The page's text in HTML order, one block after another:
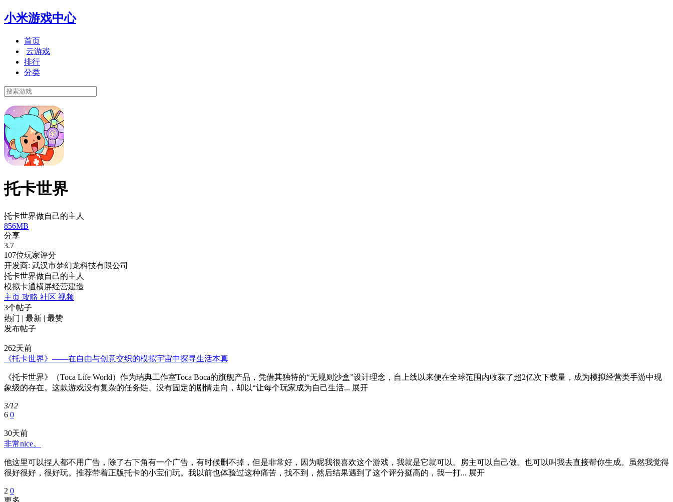
小米游戏中心
首页
云游戏
排行
分类
托卡世界
托卡世界做自己的主人
856MB
分享
3.7
107位玩家评分
开发商: 武汉市梦幻龙科技有限公司
托卡世界做自己的主人
模拟卡通横屏经营建造
主页 攻略 社区 视频
3个帖子
热门 | 最新 | 最赞
发布帖子
262天前
《托卡世界》——在自由与创意交织的模拟宇宙中探寻生活本真
《托卡世界》（Toca Life World）作为瑞典工作室Toca Boca的旗舰产品，凭借其独特的“无规则沙盒”设计理念，自上线以来便在全球范围内收获了超2亿次下载量，成为模拟经营类手游中现
象级的存在。这款游戏没有复杂的任务链、没有固定的剧情走向，却以“让每个玩家成为自己生活... 展开
3/12
6 0
30天前
非常nice。
他这里可以捏人都不用广告，除了右下角有一个广告，有时候删不掉，但是非常好，因为呢我很喜欢这个游戏，我就是它就可以。房主可以自己做。也可以叫我去直接帮你生成。虽然我觉得
很好很好，很好玩。推荐带着正版托卡的小宝们玩。我以前也体验过这种痛苦，找不到，然后结果遇到了这个评分挺高的，我一打... 展开
2 0
更多